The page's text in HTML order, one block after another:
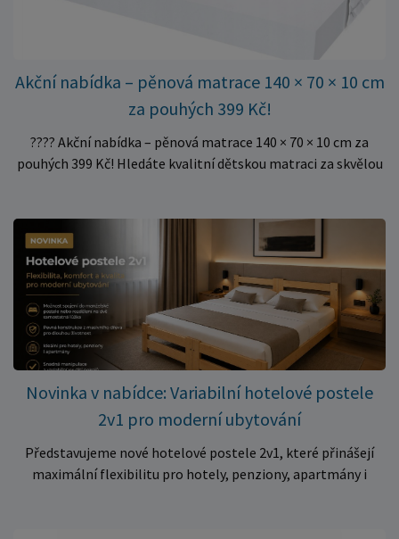
Akční nabídka – pěnová matrace 140 × 70 × 10 cm
za pouhých 399 Kč!
???? Akční nabídka – pěnová matrace 140 × 70 × 10 cm za
pouhých 399 Kč! Hledáte kvalitní dětskou matraci za skvělou
✅ Pohodlné pěnové jádro pro komfortní spánek dítěte ✅
Skvělá volba do dětských postýlek ✅ Výjimečně výhodná cena
– jen 399 Kč Využijte této mimořádné nabídky a pořiďte
kvalitní matraci za cenu, která patří k nejvýhodnějším na
trhu. Akce platí pouze do vyprodání zásob. Nakupujte chytře a
ušetřete!
Novinka v nabídce: Variabilní hotelové postele
2v1 pro moderní ubytování
Představujeme nové hotelové postele 2v1, které přinášejí
maximální flexibilitu pro hotely, penziony, apartmány i